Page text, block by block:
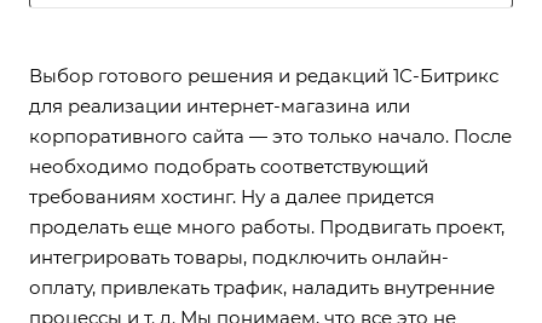
Выбор готового решения и редакций 1С-Битрикс
для реализации интернет-магазина или
корпоративного сайта — это только начало. После
необходимо подобрать соответствующий
требованиям хостинг. Ну а далее придется
проделать еще много работы. Продвигать проект,
интегрировать товары, подключить онлайн-
оплату, привлекать трафик, наладить внутренние
процессы и т. д. Мы понимаем, что все это не